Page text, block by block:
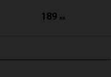
189 KR